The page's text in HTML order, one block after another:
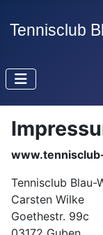
Tennisclub Blau-
Carsten Wilke
Goethestr. 99c